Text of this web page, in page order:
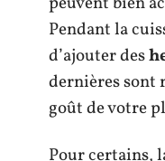
Pendant la
d’ajouter des
dernières sont
goût de votre
Pour certains,